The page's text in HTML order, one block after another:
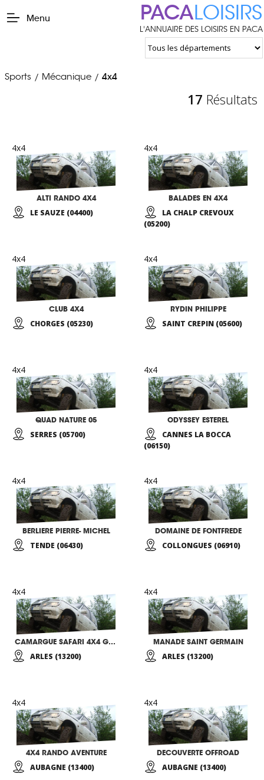
Menu PACALOISIRS
L'ANNUAIRE DES LOISIRS EN PACA
Sports / Mécanique / 4x4
17 Résultats
4x4
ALTI RANDO 4X4
LE SAUZE (04400)
4x4
BALADES EN 4X4
LA CHALP CREVOUX
(05200)
4x4
CLUB 4X4
CHORGES (05230)
4x4
RYDIN PHILIPPE
SAINT CREPIN (05600)
4x4
QUAD NATURE 05
SERRES (05700)
4x4
ODYSSEY ESTEREL
CANNES LA BOCCA
(06150)
4x4
BERLIERE PIERRE- MICHEL
TENDE (06430)
4x4
DOMAINE DE FONTFREDE
COLLONGUES (06910)
4x4
CAMARGUE SAFARI 4X4 GALLON
ARLES (13200)
4x4
MANADE SAINT GERMAIN
ARLES (13200)
4x4
4X4 RANDO AVENTURE
AUBAGNE (13400)
4x4
DECOUVERTE OFFROAD
AUBAGNE (13400)